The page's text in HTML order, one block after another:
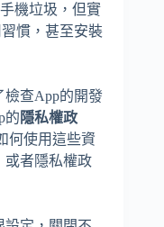
機垃圾，但實
慣，甚至安裝
檢查App的開發
的 隱私權政
何使用這些資
或者隱私權政